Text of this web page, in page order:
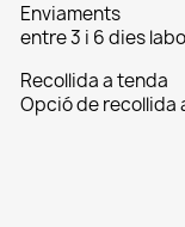
Enviaments
entre 3 i 6 dies
Recollida a tenda
Opció de recollida